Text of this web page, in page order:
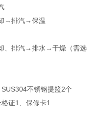
→排汽→保温
、排汽→排水→干燥（需选
不锈钢提篮2个
证1、保修卡1